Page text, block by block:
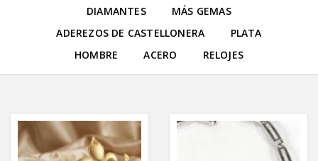
DIAMANTES
MÁS GEMAS
ADEREZOS DE CASTELLONERA
PLATA
HOMBRE
ACERO RELOJES